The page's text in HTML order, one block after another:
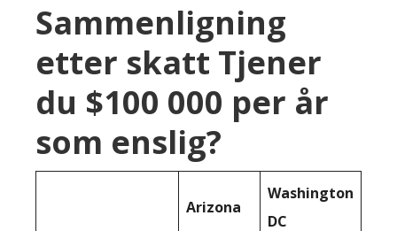
Sammenligning
etter skatt Tjener
du $100 000 per år
som enslig?
Arizona
Washington
DC